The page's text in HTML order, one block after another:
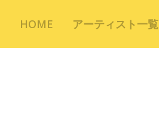
HOME アーティスト一覧